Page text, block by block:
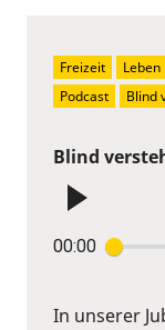
Blind
00:00
In unserer
Freizeit Leben
Podcast
Blind